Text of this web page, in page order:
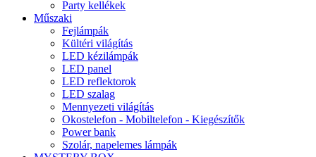
Party kellékek
Műszaki
Fejlámpák
Kültéri világítás
LED kézilámpák
LED panel
LED reflektorok
LED szalag
Mennyezeti világítás
Okostelefon - Mobiltelefon - Kiegészítők
Power bank
Szolár, napelemes lámpák